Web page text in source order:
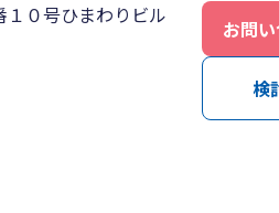
０号ひまわりビル
お問
検